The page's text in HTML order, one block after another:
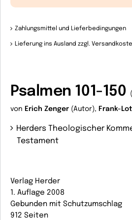
Zahlungsmittel und Lieferbedingungen
Lieferung ins Ausland zzgl.
Psalmen 101-150
von Erich Zenger (Autor), Frank-
Herders Theologischer
Testament
Verlag Herder
1. Auflage 2008
Gebunden mit Schutzumschlag
912 Seiten